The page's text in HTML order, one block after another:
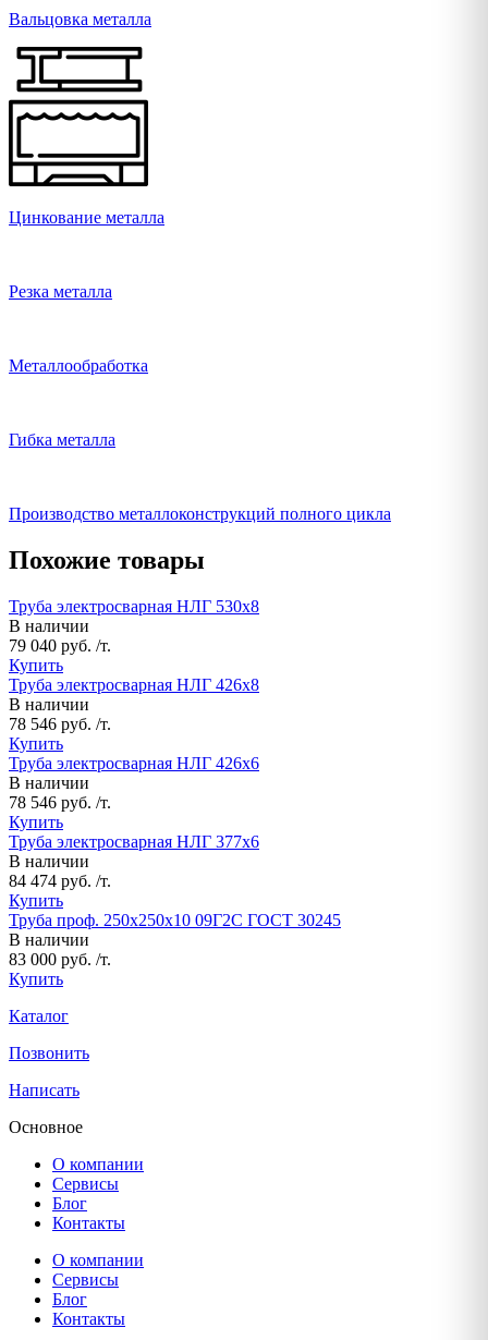
Вальцовка металла
Цинкование металла
Резка металла
Металлообработка
Гибка металла
Производство металлоконструкций полного цикла
Похожие товары
Труба электросварная НЛГ 530х8
В наличии
79 040 руб. /т.
Купить
Труба электросварная НЛГ 426х8
В наличии
78 546 руб. /т.
Купить
Труба электросварная НЛГ 426х6
В наличии
78 546 руб. /т.
Купить
Труба электросварная НЛГ 377х6
В наличии
84 474 руб. /т.
Купить
Труба проф. 250х250х10 09Г2С ГОСТ 30245
В наличии
83 000 руб. /т.
Купить
Каталог
Позвонить
Написать
Основное
О компании
Сервисы
Блог
Контакты
О компании
Сервисы
Блог
Контакты